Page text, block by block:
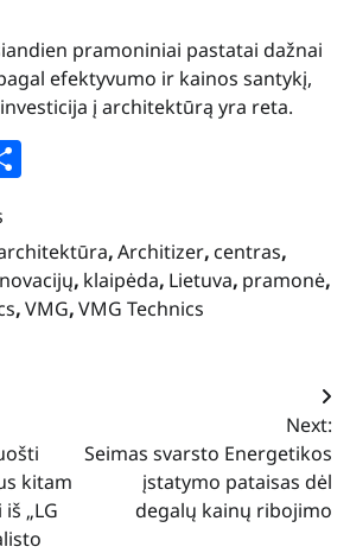
pramoniniai pastatai dažnai
efektyvumo ir kainos santykį,
į architektūrą yra reta.
,Architizer, centras,
, klaipėda, Lietuva, pramonė,
,VMG,VMG Technics
kitam
„LG
Next:
Seimas svarsto Energetikos
įstatymo pataisas dėl
degalų kainų ribojimo